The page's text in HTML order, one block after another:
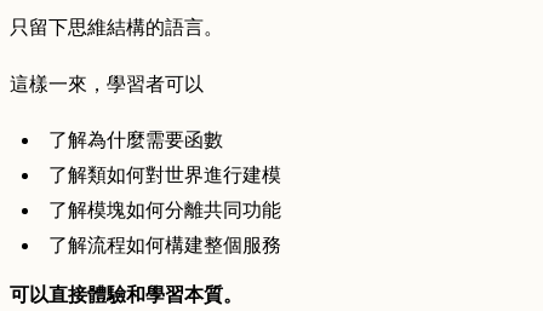
只留下思維結構的語言。
這樣一來，學習者可以
了解為什麼需要函數
了解類如何對世界進行建模
了解模塊如何分離共同功能
了解流程如何構建整個服務
可以直接體驗和學習本質。